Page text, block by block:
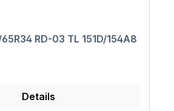
RD-03 TL 151D/154A8
Details